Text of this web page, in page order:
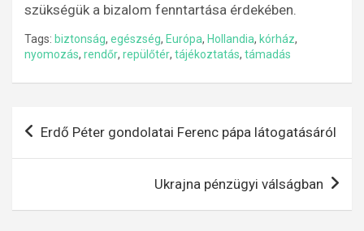
szükségük a bizalom fenntartása érdekében.
Tags: biztonság, egészség, Európa, Hollandia, kórház,
nyomozás, rendőr, repülőtér, tájékoztatás, támadás
navigáció
Erdő Péter gondolatai Ferenc pápa látogatásáról
Ukrajna pénzügyi válságban